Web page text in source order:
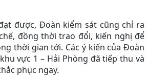
được, Đoàn kiểm sát cũng chỉ ra
đồng thời trao đổi, kiến nghị để
thời gian tới. Các ý kiến của Đoàn
vực 1 – Hải Phòng đã tiếp thu và
phục ngay.